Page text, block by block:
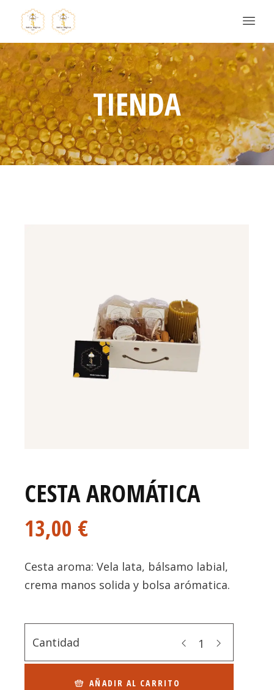
TIENDA
CESTA AROMÁTICA
13,00 €
Cesta aroma: Vela lata, bálsamo labial,
crema manos solida y bolsa arómatica.
Cantidad
AÑADIR AL CARRITO